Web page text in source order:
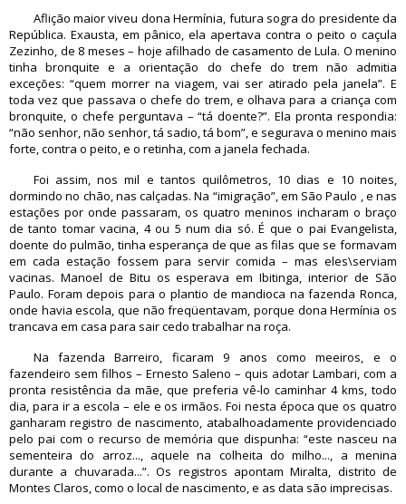
Aflição maior viveu dona Hermínia, futura sogra do presidente da
República. Exausta, em pânico, ela apertava contra o peito o caçula
Zezinho, de 8 meses – hoje afilhado de casamento de Lula. O menino
tinha bronquite e a orientação do chefe do trem não admitia
exceções: “quem morrer na viagem, vai ser atirado pela janela”. E
toda vez que passava o chefe do trem, e olhava para a criança com
bronquite, o chefe perguntava – “tá doente?”. Ela pronta respondia:
“não senhor, não senhor, tá sadio, tá bom”, e segurava o menino mais
forte, contra o peito, e o retinha, com a janela fechada.
Foi assim, nos mil e tantos quilômetros, 10 dias e 10 noites,
dormindo no chão, nas calçadas. Na “imigração”, em São Paulo , e nas
estações por onde passaram, os quatro meninos incharam o braço
de tanto tomar vacina, 4 ou 5 num dia só. É que o pai Evangelista,
doente do pulmão, tinha esperança de que as filas que se formavam
em cada estação fossem para servir comida – mas eles\serviam
vacinas. Manoel de Bitu os esperava em Ibitinga, interior de São
Paulo. Foram depois para o plantio de mandioca na fazenda Ronca,
onde havia escola, que não freqüentavam, porque dona Hermínia os
trancava em casa para sair cedo trabalhar na roça.
Na fazenda Barreiro, ficaram 9 anos como meeiros, e o
fazendeiro sem filhos – Ernesto Saleno – quis adotar Lambari, com a
pronta resistência da mãe, que preferia vê-lo caminhar 4 kms, todo
dia, para ir a escola – ele e os irmãos. Foi nesta época que os quatro
ganharam registro de nascimento, atabalhoadamente providenciado
pelo pai com o recurso de memória que dispunha: “este nasceu na
sementeira do arroz..., aquele na colheita do milho..., a menina
durante a chuvarada...”. Os registros apontam Miralta, distrito de
Montes Claros, como o local de nascimento, e as data são imprecisas.